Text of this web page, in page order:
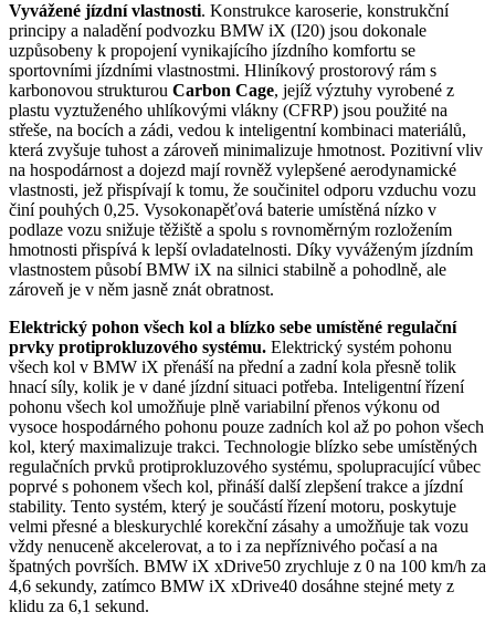
Vyvážené jízdní vlastnosti. Konstrukce karoserie, konstrukční
principy a naladění podvozku BMW iX (I20) jsou dokonale
uzpůsobeny k propojení vynikajícího jízdního komfortu se
sportovními jízdními vlastnostmi. Hliníkový prostorový rám s
karbonovou strukturou Carbon Cage, jejíž výztuhy vyrobené z
plastu vyztuženého uhlíkovými vlákny (CFRP) jsou použité na
střeše, na bocích a zádi, vedou k inteligentní kombinaci materiálů,
která zvyšuje tuhost a zároveň minimalizuje hmotnost. Pozitivní vliv
na hospodárnost a dojezd mají rovněž vylepšené aerodynamické
vlastnosti, jež přispívají k tomu, že součinitel odporu vzduchu vozu
činí pouhých 0,25. Vysokonapěťová baterie umístěná nízko v
podlaze vozu snižuje těžiště a spolu s rovnoměrným rozložením
hmotnosti přispívá k lepší ovladatelnosti. Díky vyváženým jízdním
vlastnostem působí BMW iX na silnici stabilně a pohodlně, ale
zároveň je v něm jasně znát obratnost.
Elektrický pohon všech kol a blízko sebe umístěné regulační
prvky protiprokluzového systému. Elektrický systém pohonu
všech kol v BMW iX přenáší na přední a zadní kola přesně tolik
hnací síly, kolik je v dané jízdní situaci potřeba. Inteligentní řízení
pohonu všech kol umožňuje plně variabilní přenos výkonu od
vysoce hospodárného pohonu pouze zadních kol až po pohon všech
kol, který maximalizuje trakci. Technologie blízko sebe umístěných
regulačních prvků protiprokluzového systému, spolupracující vůbec
poprvé s pohonem všech kol, přináší další zlepšení trakce a jízdní
stability. Tento systém, který je součástí řízení motoru, poskytuje
velmi přesné a bleskurychlé korekční zásahy a umožňuje tak vozu
vždy nenuceně akcelerovat, a to i za nepříznivého počasí a na
špatných površích. BMW iX xDrive50 zrychluje z 0 na 100 km/h za
4,6 sekundy, zatímco BMW iX xDrive40 dosáhne stejné mety z
klidu za 6,1 sekund.